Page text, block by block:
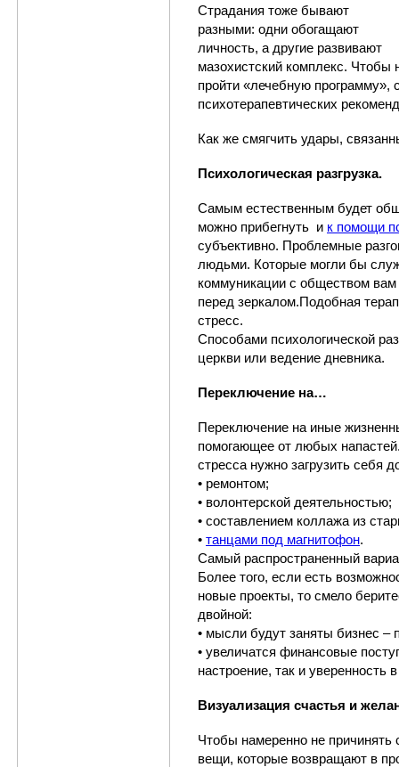
Страдания тоже бывают
разными: одни обогащают
личность, а другие развивают
мазохистский комплекс. Чтобы
пройти «лечебную программу»,
психотерапевтических
Как же смягчить удары,
Психологическая разгрузка.
Самым естественным будет
можно прибегнуть и к помощи
субъективно. Проблемные
людьми. Которые могли бы
коммуникации с обществом вам
перед зеркалом.Подобная
стресс.
Способами психологической
церкви или ведение дневника.
Переключение на…
Переключение на иные
помогающее от любых
стресса нужно загрузить себя
• ремонтом;
• волонтерской деятельностью;
• составлением коллажа из
• танцами под магнитофон.
Самый распространенный
Более того, если есть
новые проекты, то смело
двойной:
• мысли будут заняты бизнес –
• увеличатся финансовые
настроение, так и уверенность
Визуализация счастья и
Чтобы намеренно не причинять
вещи, которые возвращают в